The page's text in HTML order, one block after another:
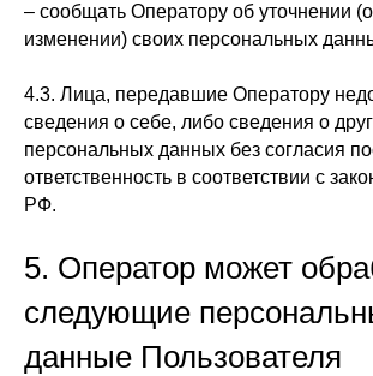
– сообщать Оператору об уточнении
изменении) своих персональных
4.3. Лица, передавшие Оператору
сведения о себе, либо сведения о
персональных данных без согласия
ответственность в соответствии с
РФ.
5. Оператор может
следующие
данные Пользователя